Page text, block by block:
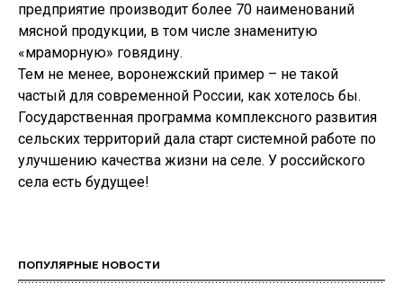
предприятие производит более 70 наименований
мясной продукции, в том числе знаменитую
«мраморную» говядину.
Тем не менее, воронежский пример – не такой
частый для современной России, как хотелось бы.
Государственная программа комплексного развития
сельских территорий дала старт системной работе по
улучшению качества жизни на селе. У российского
села есть будущее!
ПОПУЛЯРНЫЕ НОВОСТИ